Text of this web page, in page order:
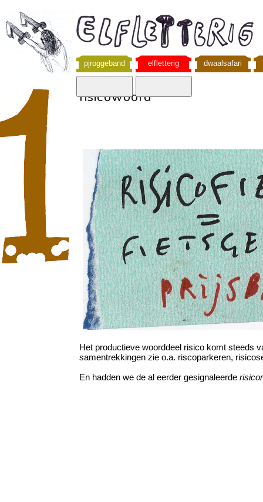
pjroggeband elfletterig dwaalsafari
risicowoord
Het productieve woorddeel risico komt steeds
samentrekkingen zie o.a. riscoparkeren,
En hadden we de al eerder gesignaleerde